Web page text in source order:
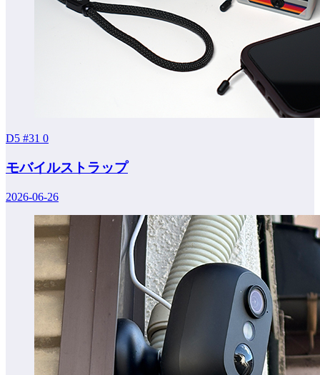
D5 #31 0
モバイルストラップ
2026-06-26